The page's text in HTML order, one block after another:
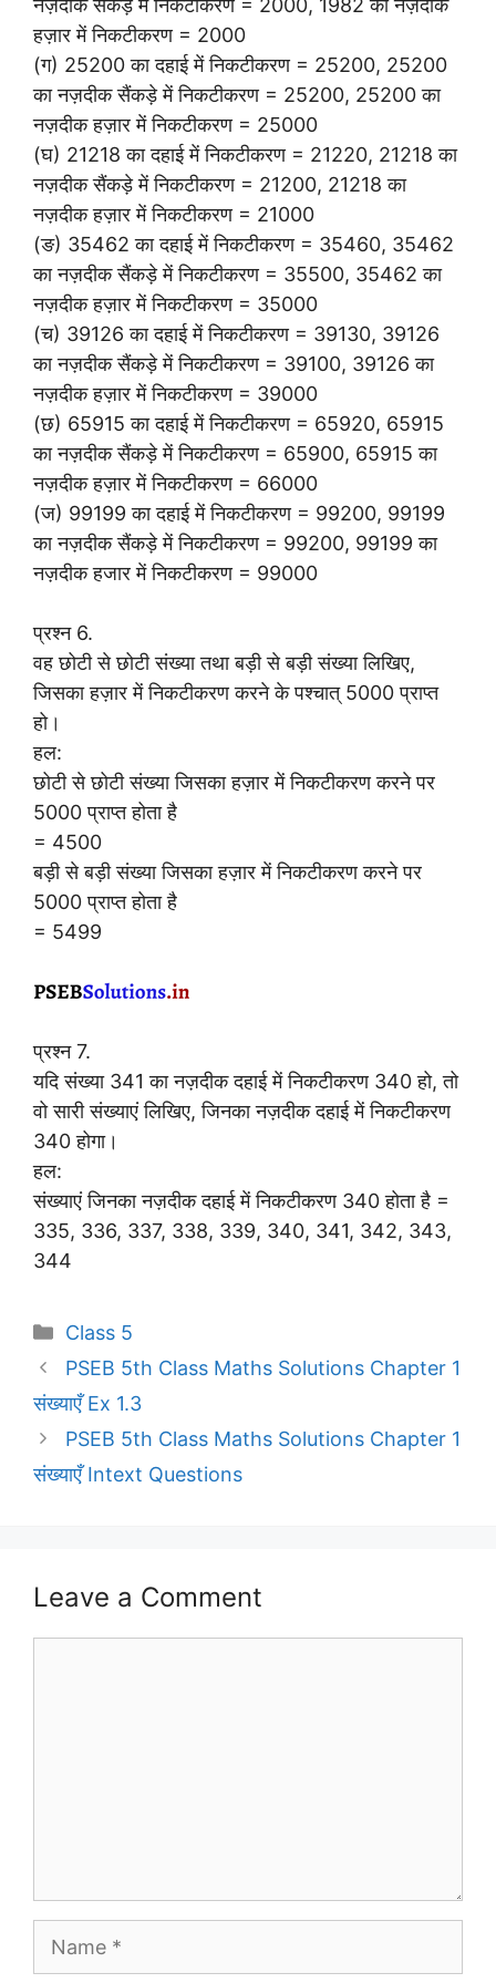
नज़दीक सैंकड़े में निकटीकरण = 2000, 1982 का नज़दीक
हज़ार में निकटीकरण = 2000
(ग) 25200 का दहाई में निकटीकरण = 25200, 25200
का नज़दीक सैंकड़े में निकटीकरण = 25200, 25200 का
नज़दीक हज़ार में निकटीकरण = 25000
(घ) 21218 का दहाई में निकटीकरण = 21220, 21218 का
नज़दीक सैंकड़े में निकटीकरण = 21200, 21218 का
नज़दीक हज़ार में निकटीकरण = 21000
(ङ) 35462 का दहाई में निकटीकरण = 35460, 35462
का नज़दीक सैंकड़े में निकटीकरण = 35500, 35462 का
नज़दीक हज़ार में निकटीकरण = 35000
(च) 39126 का दहाई में निकटीकरण = 39130, 39126
का नज़दीक सैंकड़े में निकटीकरण = 39100, 39126 का
नज़दीक हज़ार में निकटीकरण = 39000
(छ) 65915 का दहाई में निकटीकरण = 65920, 65915
का नज़दीक सैंकड़े में निकटीकरण = 65900, 65915 का
नज़दीक हज़ार में निकटीकरण = 66000
(ज) 99199 का दहाई में निकटीकरण = 99200, 99199
का नज़दीक सैंकड़े में निकटीकरण = 99200, 99199 का
नज़दीक हजार में निकटीकरण = 99000
प्रश्न 6.
वह छोटी से छोटी संख्या तथा बड़ी से बड़ी संख्या लिखिए,
जिसका हज़ार में निकटीकरण करने के पश्चात् 5000 प्राप्त
हो।
हल:
छोटी से छोटी संख्या जिसका हज़ार में निकटीकरण करने पर
5000 प्राप्त होता है
= 4500
बड़ी से बड़ी संख्या जिसका हज़ार में निकटीकरण करने पर
5000 प्राप्त होता है
= 5499
प्रश्न 7.
यदि संख्या 341 का नज़दीक दहाई में निकटीकरण 340 हो, तो
वो सारी संख्याएं लिखिए, जिनका नज़दीक दहाई में निकटीकरण
340 होगा।
हल:
संख्याएं जिनका नज़दीक दहाई में निकटीकरण 340 होता है =
335, 336, 337, 338, 339, 340, 341, 342, 343,
344
Categories
Class 5
PSEB 5th Class Maths Solutions Chapter 1
संख्याएँ Ex 1.3
PSEB 5th Class Maths Solutions Chapter 1
संख्याएँ Intext Questions
Leave a Comment